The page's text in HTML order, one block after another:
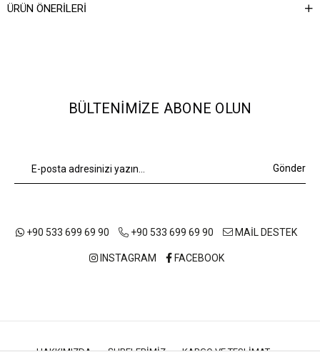
Asorti Bilgisi
ÜRÜN ÖNERILERI
BÜLTENIMIZE ABONE OLUN
Gönder
+90 533 699 69 90 +90 533 699 69 90 MAİL DESTEK
INSTAGRAM FACEBOOK
HAKKIMIZDA ŞUBELERIMIZ
KARGO VE TESLIMAT